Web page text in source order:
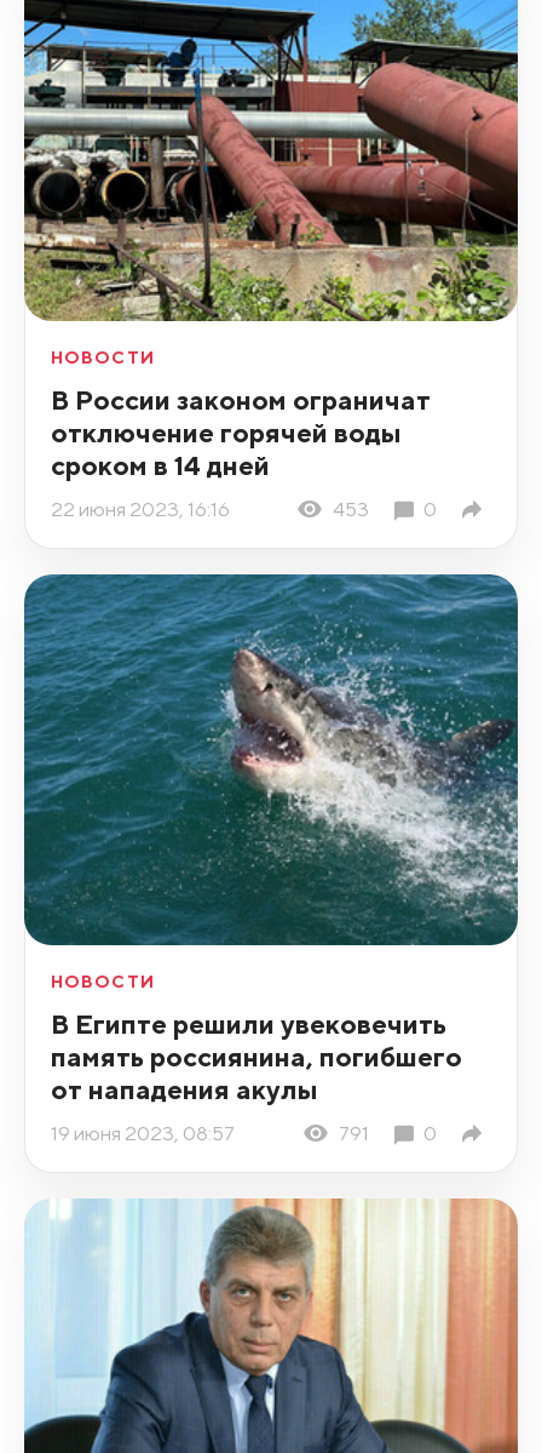
НОВОСТИ
В России законом ограничат
отключение горячей воды
сроком в 14 дней
22 июня 2023, 16:16 453 0
НОВОСТИ
В Египте решили увековечить
память россиянина, погибшего
от нападения акулы
19 июня 2023, 08:57 791 0